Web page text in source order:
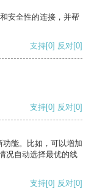
安全性的连接，并帮
支持[0] 反对[0]
支持[0] 反对[0]
能。比如，可以增加
况自动选择最优的线
支持[0] 反对[0]